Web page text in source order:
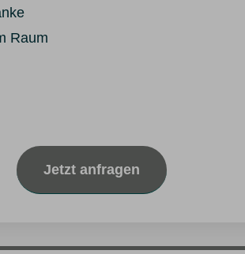
Raum
Jetzt anfragen